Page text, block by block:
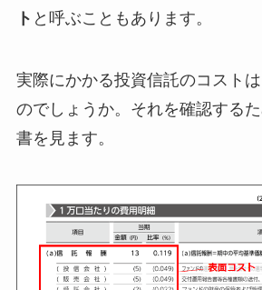
ト と呼ぶこともあります。
実際にかかる投資信託のコスト
のでしょうか。それを確認する
書を見ます。